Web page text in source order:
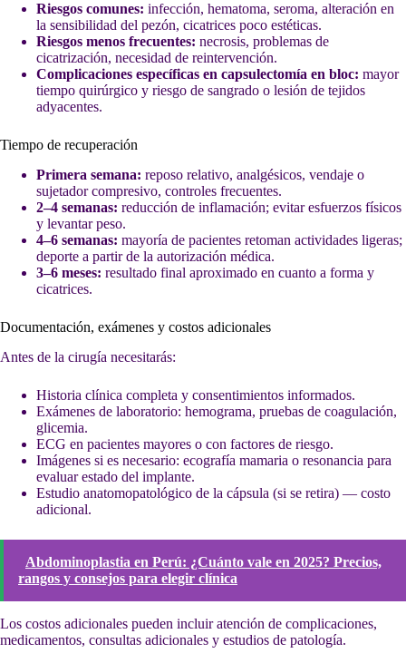
Riesgos comunes: infección, hematoma, seroma, alteración en
la sensibilidad del pezón, cicatrices poco estéticas.
Riesgos menos frecuentes: necrosis, problemas de
cicatrización, necesidad de reintervención.
Complicaciones específicas en capsulectomía en bloc: mayor
tiempo quirúrgico y riesgo de sangrado o lesión de tejidos
adyacentes.
Tiempo de recuperación
Primera semana: reposo relativo, analgésicos, vendaje o
sujetador compresivo, controles frecuentes.
2–4 semanas: reducción de inflamación; evitar esfuerzos físicos
y levantar peso.
4–6 semanas: mayoría de pacientes retoman actividades ligeras;
deporte a partir de la autorización médica.
3–6 meses: resultado final aproximado en cuanto a forma y
cicatrices.
Documentación, exámenes y costos adicionales
Antes de la cirugía necesitarás:
Historia clínica completa y consentimientos informados.
Exámenes de laboratorio: hemograma, pruebas de coagulación,
glicemia.
ECG en pacientes mayores o con factores de riesgo.
Imágenes si es necesario: ecografía mamaria o resonancia para
evaluar estado del implante.
Estudio anatomopatológico de la cápsula (si se retira) — costo
adicional.
Abdominoplastia en Perú: ¿Cuánto vale en 2025? Precios,
rangos y consejos para elegir clínica
Los costos adicionales pueden incluir atención de complicaciones,
medicamentos, consultas adicionales y estudios de patología.